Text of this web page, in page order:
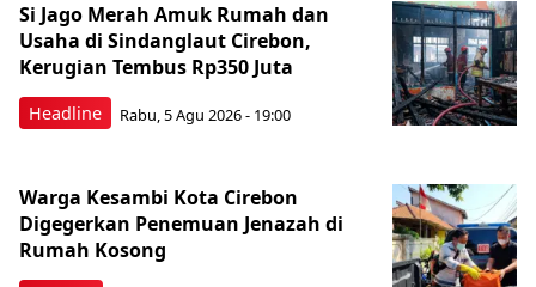
Headline
Si Jago Merah Amuk Rumah dan
Usaha di Sindanglaut Cirebon,
Kerugian Tembus Rp350 Juta
Rabu, 5 Agu 2026 - 19:00
Warga Kesambi Kota Cirebon
Digegerkan Penemuan Jenazah di
Rumah Kosong